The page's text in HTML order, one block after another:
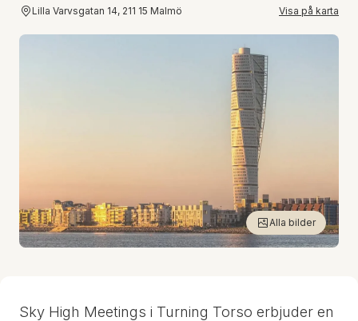
Lilla Varvsgatan 14, 211 15 Malmö Visa på karta
Alla bilder
Sky High Meetings i Turning Torso erbjuder en